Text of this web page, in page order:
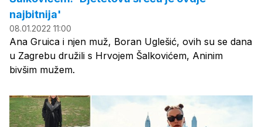
najbitnija'
08.01.2022 11:00
Ana Gruica i njen muž, Boran Uglešić, ovih su se dana
u Zagrebu družili s Hrvojem Šalkovićem, Aninim
bivšim mužem.